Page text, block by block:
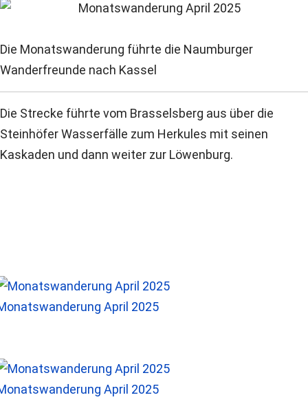
Die Monatswanderung führte die Naumburger
Wanderfreunde nach Kassel
Die Strecke führte vom Brasselsberg aus über die
Steinhöfer Wasserfälle zum Herkules mit seinen
Kaskaden und dann weiter zur Löwenburg.
April 2025
April 2025